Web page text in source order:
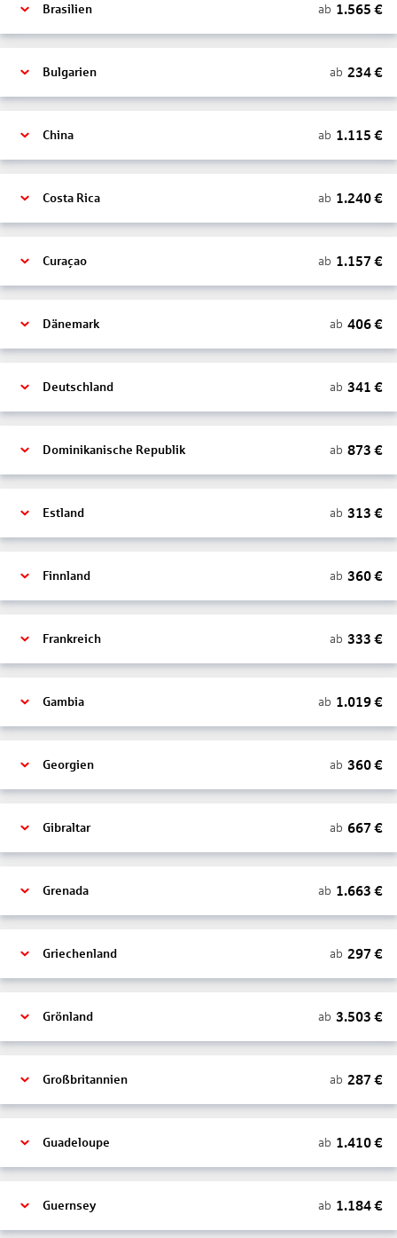
Brasilien ab 1.565 €
Bulgarien ab 234€
China ab 1.115 €
Costa Rica ab 1.240€
Curaçao ab 1.157 €
Dänemark ab 406€
Deutschland ab 341 €
Dominikanische Republik ab 873 €
Estland ab 313 €
Finnland ab 360€
Frankreich ab 333 €
Gambia ab 1.019€
Georgien ab 360€
Gibraltar ab 667 €
Grenada ab 1.663 €
Griechenland ab 297 €
Grönland ab 3.503 €
Großbritannien ab 287 €
Guadeloupe ab 1.410€
Guernsey ab 1.184€